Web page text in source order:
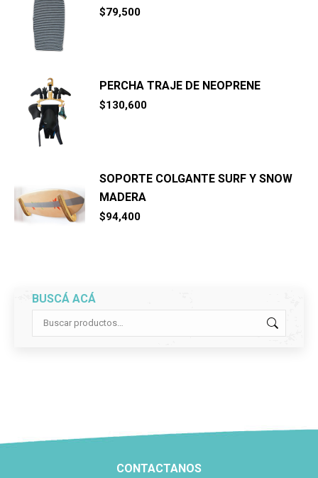
$79,500
PERCHA TRAJE DE NEOPRENE
$130,600
SOPORTE COLGANTE SURF Y SNOW
MADERA
$94,400
BUSCÁ ACÁ
CONTACTANOS